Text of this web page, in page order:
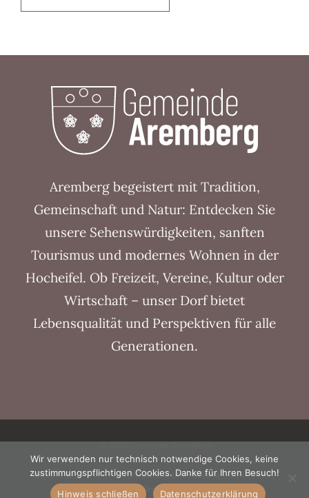
Aremberg begeistert mit Tradition,
Gemeinschaft und Natur: Entdecken Sie
unsere Sehenswürdigkeiten, sanften
Tourismus und modernes Wohnen in der
Hocheifel. Ob Freizeit, Vereine, Kultur oder
Wirtschaft – unser Dorf bietet
Lebensqualität und Perspektiven für alle
Generationen.
Impressum&nbsp | &nbsp Datenschutzerklärung &nbsp | &nbsp
Design
Wir verwenden nur technisch notwendige Cookies, keine
zustimmungspflichtigen Cookies. Danke für Ihren Besuch!
Hinweis schließen
Datenschutzerklärung